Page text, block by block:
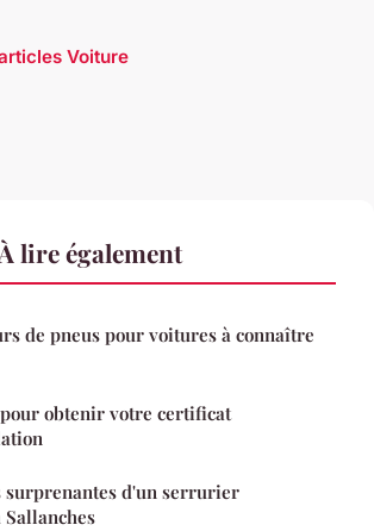
Voiture
lire également
de pneus pour voitures à connaître
obtenir votre certificat
surprenantes d'un serrurier